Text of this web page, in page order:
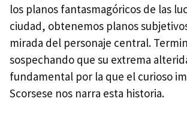
los planos fantasmagóricos de las
ciudad, obtenemos planos
mirada del personaje central.
sospechando que su extrema
fundamental por la que el curioso
Scorsese nos narra esta historia.